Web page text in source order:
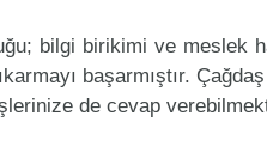
bilgi birikimi ve meslek
başarmıştır.
de cevap